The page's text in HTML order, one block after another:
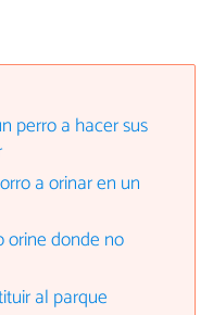
perro a hacer sus
a orinar en un
orine donde no
al parque